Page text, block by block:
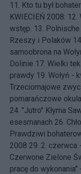
11. Kto tu był
KWIECIEŃ 2008: 12.
wstęp. 13.
Rzeszy i Polaków
samoobrona na
Dolinie 17. Wielki
prawdy 19. Wołyń -
Trzeciomajowe
pomarańczowe
24. "Jutro" Kłyma
esesmanach 26.
Prawdziwi
2008 29. 2. czerwca
Czerwone Zielone
pracę do